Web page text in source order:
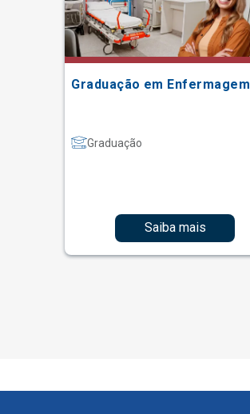
Graduação em Enfermagem
Graduação
Saiba mais